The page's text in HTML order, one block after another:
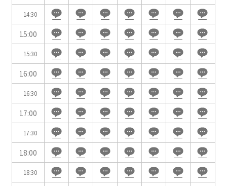
14:30
15:00
15:30
16:00
16:30
17:00
17:30
18:00
18:30
こちらの会議室の空室状況は
以下からお問合せください。
お電話でのお問合せ
03-3346-1396
受付時間 9:00～18:00（土日祝日・年末年始を除く）
WEBからのお問合せ
お問合せフォーム
口の字型 島型 T字島型
面積